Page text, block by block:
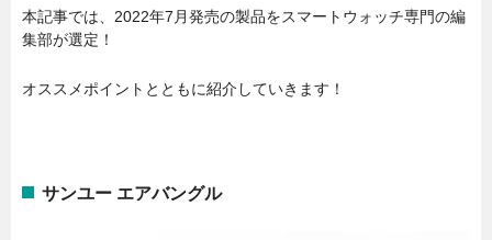
本記事では、2022年7月発売の製品をスマートウォッチ専門の編
集部が選定！
オススメポイントとともに紹介していきます！
サンユー エアバングル